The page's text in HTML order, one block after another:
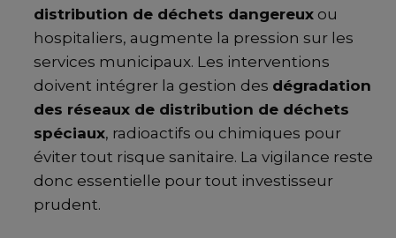
distribution de déchets dangereux ou
hospitaliers, augmente la pression sur les
services municipaux. Les interventions
doivent intégrer la gestion des dégradation
des réseaux de distribution de déchets
spéciaux, radioactifs ou chimiques pour
éviter tout risque sanitaire. La vigilance reste
donc essentielle pour tout investisseur
prudent.